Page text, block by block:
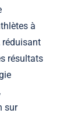
à
réduisant
résultats
sur